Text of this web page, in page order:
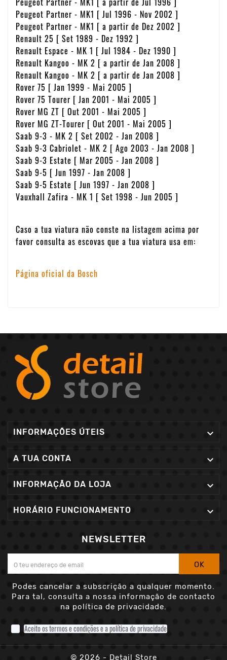
Peugeot Partner - MK1 [ Jul 1996 - Nov 2002 ]
Peugeot Partner - MK1 [ a partir de Dez 2002 ]
Renault 25 [ Set 1989 - Dez 1992 ]
Renault Espace - MK 1 [ Jul 1984 - Dez 1990 ]
Renault Kangoo - MK 2 [ a partir de Jan 2008 ]
Renault Kangoo - MK 2 [ a partir de Jan 2008 ]
Rover 75 [ Jan 1999 - Mai 2005 ]
Rover 75 Tourer [ Jan 2001 - Mai 2005 ]
Rover MG ZT [ Out 2001 - Mai 2005 ]
Rover MG ZT-Tourer [ Out 2001 - Mai 2005 ]
Saab 9-3 - MK 2 [ Set 2002 - Jan 2008 ]
Saab 9-3 Cabriolet - MK 2 [ Ago 2003 - Jan 2008 ]
Saab 9-3 Estate [ Mar 2005 - Jan 2008 ]
Saab 9-5 [ Jun 1997 - Jan 2008 ]
Saab 9-5 Estate [ Jun 1997 - Jan 2008 ]
Vauxhall Zafira - MK 1 [ Set 1998 - Jun 2005 ]
Caso a tua viatura não conste na listagem acima por
favor consulta as escovas que a tua viatura usa em:
Página oficial da Bosch
INFORMAÇÕES ÚTEIS 
A TUA CONTA 
INFORMAÇÃO DA LOJA 
HORÁRIO FUNCIONAMENTO 
NEWSLETTER
OK
Podes cancelar a subscrição a qualquer momento.
Para tal, consulta a nossa informação de contacto
na política de privacidade.
Aceito os termos e condições e a política de privacidade
© 2026 - Detail Store